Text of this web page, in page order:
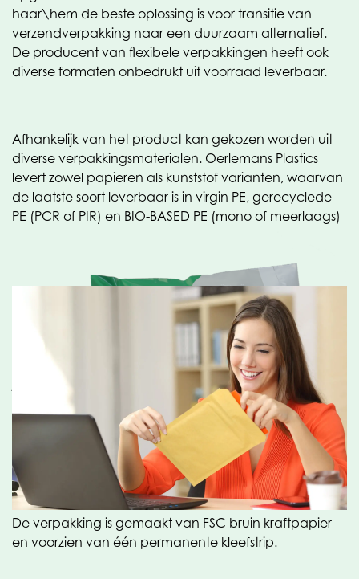
haar\hem de beste oplossing is voor transitie van
verzendverpakking naar een duurzaam alternatief.
De producent van flexibele verpakkingen heeft ook
diverse formaten onbedrukt uit voorraad leverbaar.
Afhankelijk van het product kan gekozen worden uit
diverse verpakkingsmaterialen. Oerlemans Plastics
levert zowel papieren als kunststof varianten, waarvan
de laatste soort leverbaar is in virgin PE, gerecyclede
PE (PCR of PIR) en BIO-BASED PE (mono of meerlaags)
Voor de kunststof (coëx) #verzendzak is het bedrijf al
jaren het vertrouwde adres maar nieuw is dat deze
zak nu ook van #papier beschikbaar is. Vanaf heden
heeft Oerlemans Plastics vier formaten blanco
papieren verzendzakken op voorraad. Deze vier
formaten (S t/m XL) hebben we toegevoegd aan het
standaard assortiment.
De verpakking is gemaakt van FSC bruin kraftpapier
en voorzien van één permanente kleefstrip.